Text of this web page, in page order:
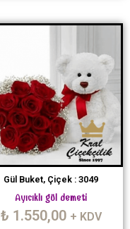
Gül Buket, Çiçek : 3049
Ayıcıklı gül demeti
₺ 1.550,00 + KDV